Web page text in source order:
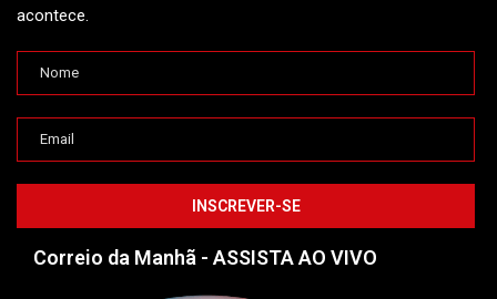
acontece.
Correio da Manhã - ASSISTA AO VIVO